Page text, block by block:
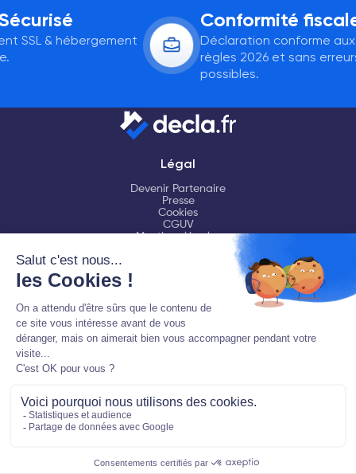
SSL & hébergement
Conformité fiscale
Déclaration conforme aux
règles 2026 et sans erreurs
possibles.
Légal
Devenir Partenaire
Presse
Cookies
CGUV
Mentions légales
Chat en ligne
Contactez-nous
Ressources
Déclaration LMNP
Logiciel comptable